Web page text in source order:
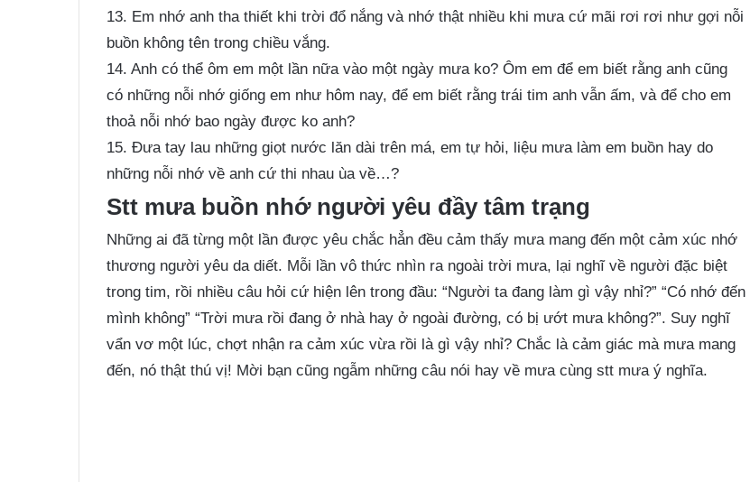
13. Em nhớ anh tha thiết khi trời đổ nắng và nhớ thật nhiều khi mưa cứ mãi rơi rơi như gợi nỗi
buồn không tên trong chiều vắng.
14. Anh có thể ôm em một lần nữa vào một ngày mưa ko? Ôm em để em biết rằng anh cũng
có những nỗi nhớ giống em như hôm nay, để em biết rằng trái tim anh vẫn ấm, và để cho em
thoả nỗi nhớ bao ngày được ko anh?
15. Đưa tay lau những giọt nước lăn dài trên má, em tự hỏi, liệu mưa làm em buồn hay do
những nỗi nhớ về anh cứ thi nhau ùa về…?
Stt mưa buồn nhớ người yêu đầy tâm trạng
Những ai đã từng một lần được yêu chắc hẳn đều cảm thấy mưa mang đến một cảm xúc nhớ
thương người yêu da diết. Mỗi lần vô thức nhìn ra ngoài trời mưa, lại nghĩ về người đặc biệt
trong tim, rồi nhiều câu hỏi cứ hiện lên trong đầu: “Người ta đang làm gì vậy nhỉ?” “Có nhớ đến
mình không” “Trời mưa rồi đang ở nhà hay ở ngoài đường, có bị ướt mưa không?”. Suy nghĩ
vẩn vơ một lúc, chợt nhận ra cảm xúc vừa rồi là gì vậy nhỉ? Chắc là cảm giác mà mưa mang
đến, nó thật thú vị! Mời bạn cũng ngẫm những câu nói hay về mưa cùng stt mưa ý nghĩa.